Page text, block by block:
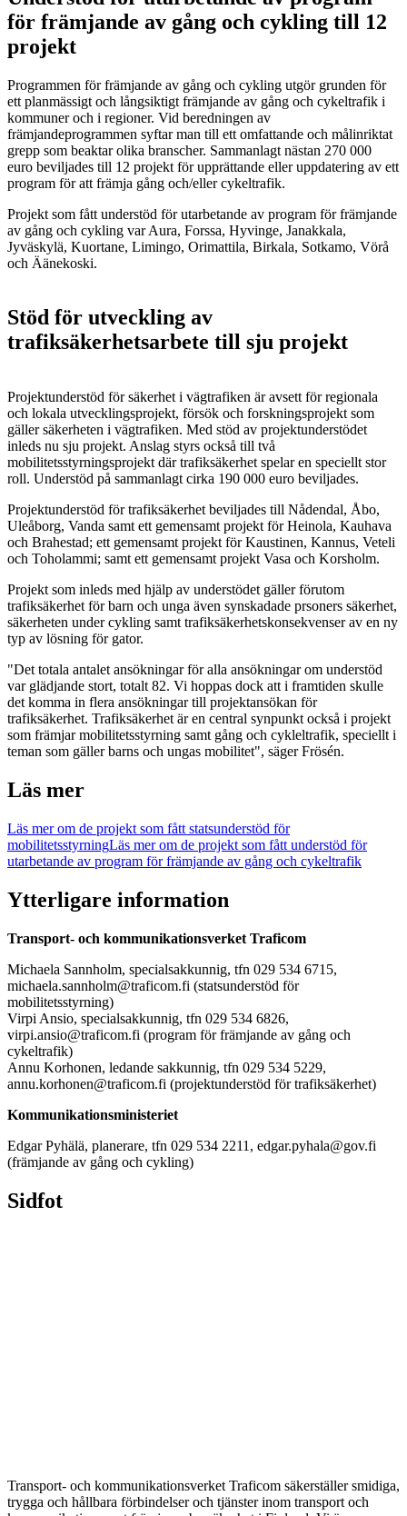
för främjande av gång och cykling till 12
projekt
Programmen för främjande av gång och cykling utgör grunden för
ett planmässigt och långsiktigt främjande av gång och cykeltrafik i
kommuner och i regioner. Vid beredningen av
främjandeprogrammen syftar man till ett omfattande och målinriktat
grepp som beaktar olika branscher. Sammanlagt nästan 270 000
euro beviljades till 12 projekt för upprättande eller uppdatering av ett
program för att främja gång och/eller cykeltrafik.
Projekt som fått understöd för utarbetande av program för främjande
av gång och cykling var Aura, Forssa, Hyvinge, Janakkala,
Jyväskylä, Kuortane, Limingo, Orimattila, Birkala, Sotkamo, Vörå
och Äänekoski.
Stöd för utveckling av
trafiksäkerhetsarbete till sju projekt
Projektunderstöd för säkerhet i vägtrafiken är avsett för regionala
och lokala utvecklingsprojekt, försök och forskningsprojekt som
gäller säkerheten i vägtrafiken. Med stöd av projektunderstödet
inleds nu sju projekt. Anslag styrs också till två
mobilitetsstyrningsprojekt där trafiksäkerhet spelar en speciellt stor
roll. Understöd på sammanlagt cirka 190 000 euro beviljades.
Projektunderstöd för trafiksäkerhet beviljades till Nådendal, Åbo,
Uleåborg, Vanda samt ett gemensamt projekt för Heinola, Kauhava
och Brahestad; ett gemensamt projekt för Kaustinen, Kannus, Veteli
och Toholammi; samt ett gemensamt projekt Vasa och Korsholm.
Projekt som inleds med hjälp av understödet gäller förutom
trafiksäkerhet för barn och unga även synskadade prsoners säkerhet,
säkerheten under cykling samt trafiksäkerhetskonsekvenser av en ny
typ av lösning för gator.
"Det totala antalet ansökningar för alla ansökningar om understöd
var glädjande stort, totalt 82. Vi hoppas dock att i framtiden skulle
det komma in flera ansökningar till projektansökan för
trafiksäkerhet. Trafiksäkerhet är en central synpunkt också i projekt
som främjar mobilitetsstyrning samt gång och cykleltrafik, speciellt i
teman som gäller barns och ungas mobilitet", säger Frösén.
Läs mer
Läs mer om de projekt som fått statsunderstöd för
mobilitetsstyrningLäs mer om de projekt som fått understöd för
utarbetande av program för främjande av gång och cykeltrafik
Ytterligare information
Transport- och kommunikationsverket Traficom
Michaela Sannholm, specialsakkunnig, tfn 029 534 6715,
michaela.sannholm@traficom.fi (statsunderstöd för
mobilitetsstyrning)
Virpi Ansio, specialsakkunnig, tfn 029 534 6826,
virpi.ansio@traficom.fi (program för främjande av gång och
cykeltrafik)
Annu Korhonen, ledande sakkunnig, tfn 029 534 5229,
annu.korhonen@traficom.fi (projektunderstöd för trafiksäkerhet)
Kommunikationsministeriet
Edgar Pyhälä, planerare, tfn 029 534 2211, edgar.pyhala@gov.fi
(främjande av gång och cykling)
Sidfot
Transport- och kommunikationsverket Traficom säkerställer smidiga,
trygga och hållbara förbindelser och tjänster inom transport och